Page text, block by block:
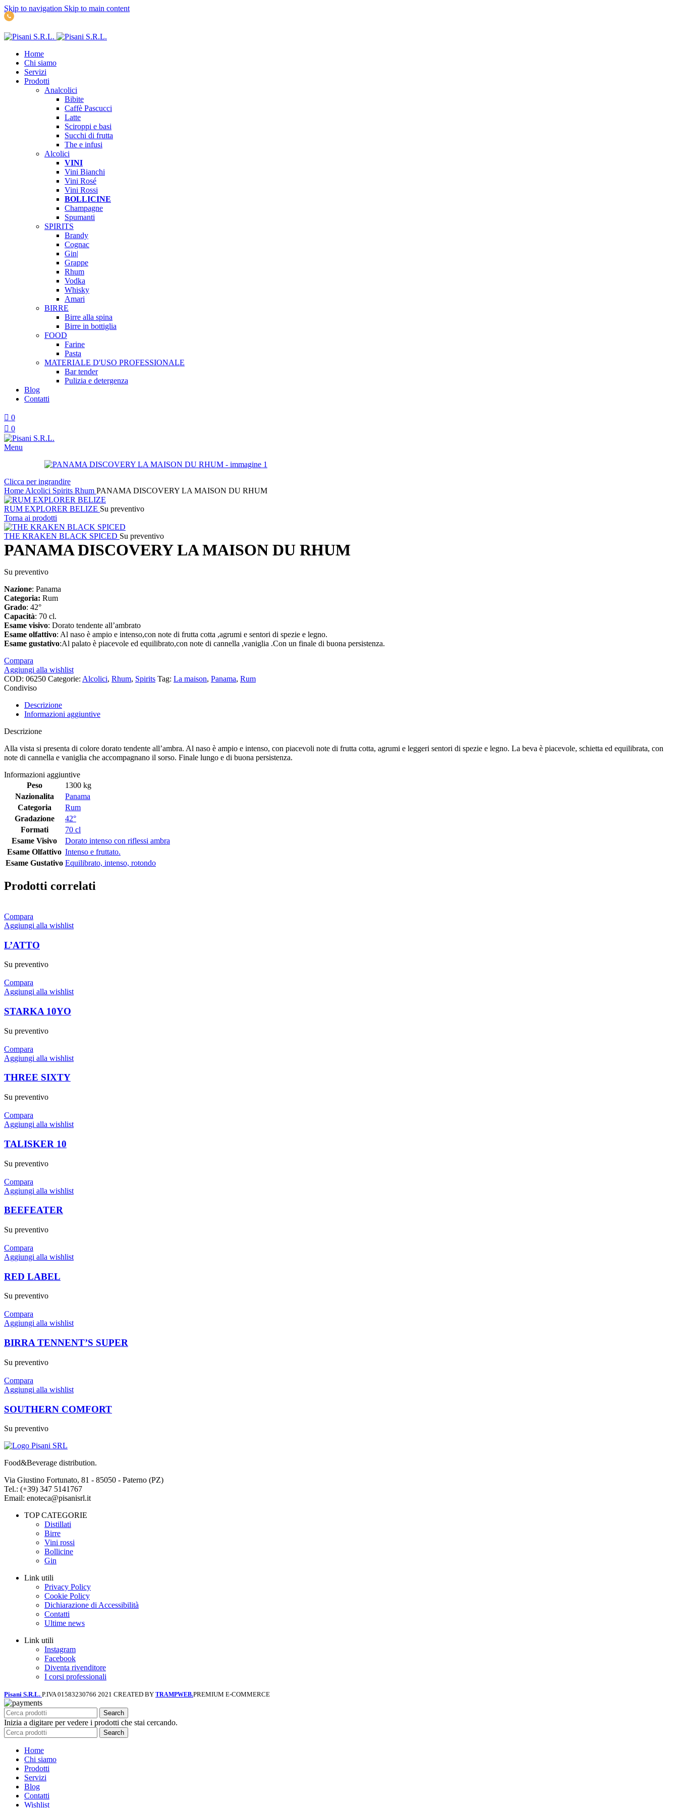
Skip to navigation Skip to main content
Home
Chi siamo
Servizi
Prodotti
Analcolici
Bibite
Caffè Pascucci
Latte
Sciroppi e basi
Succhi di frutta
The e infusi
Alcolici
VINI
Vini Bianchi
Vini Rosé
Vini Rossi
BOLLICINE
Champagne
Spumanti
SPIRITS
Brandy
Cognac
Gin|
Grappe
Rhum
Vodka
Whisky
Amari
BIRRE
Birre alla spina
Birre in bottiglia
FOOD
Farine
Pasta
MATERIALE D'USO PROFESSIONALE
Bar tender
Pulizia e detergenza
Blog
Contatti
0
0
Menu
Clicca per ingrandire
Home Alcolici Spirits Rhum PANAMA DISCOVERY LA MAISON DU RHUM
RUM EXPLORER BELIZE Su preventivo
Torna ai prodotti
THE KRAKEN BLACK SPICED Su preventivo
PANAMA DISCOVERY LA MAISON DU RHUM
Su preventivo
Nazione: Panama
Categoria: Rum
Grado: 42°
Capacità: 70 cl.
Esame visivo: Dorato tendente all’ambrato
Esame olfattivo: Al naso è ampio e intenso,con note di frutta cotta ,agrumi e sentori di spezie e legno.
Esame gustativo:Al palato è piacevole ed equilibrato,con note di cannella ,vaniglia .Con un finale di buona persistenza.
Compara
Aggiungi alla wishlist
COD: 06250 Categorie: Alcolici, Rhum, Spirits Tag: La maison, Panama, Rum
Condiviso
Descrizione
Informazioni aggiuntive
Descrizione
Alla vista si presenta di colore dorato tendente all’ambra. Al naso è ampio e intenso, con piacevoli note di frutta cotta, agrumi e leggeri sentori di spezie e legno. La beva è piacevole, schietta ed equilibrata, con
note di cannella e vaniglia che accompagnano il sorso. Finale lungo e di buona persistenza.
Informazioni aggiuntive
Peso
1300 kg
Nazionalita
Panama
Categoria
Rum
Gradazione
42°
Formati
70 cl
Esame Visivo
Dorato intenso con riflessi ambra
Esame Olfattivo Intenso e fruttato.
Esame Gustativo Equilibrato, intenso, rotondo
Prodotti correlati
Compara
Aggiungi alla wishlist
L’ATTO
Su preventivo
Compara
Aggiungi alla wishlist
STARKA 10YO
Su preventivo
Compara
Aggiungi alla wishlist
THREE SIXTY
Su preventivo
Compara
Aggiungi alla wishlist
TALISKER 10
Su preventivo
Compara
Aggiungi alla wishlist
BEEFEATER
Su preventivo
Compara
Aggiungi alla wishlist
RED LABEL
Su preventivo
Compara
Aggiungi alla wishlist
BIRRA TENNENT’S SUPER
Su preventivo
Compara
Aggiungi alla wishlist
SOUTHERN COMFORT
Su preventivo
Food&Beverage distribution.
Via Giustino Fortunato, 81 - 85050 - Paterno (PZ)
Tel.: (+39) 347 5141767
Email: enoteca@pisanisrl.it
TOP CATEGORIE
Distillati
Birre
Vini rossi
Bollicine
Gin
Link utili
Privacy Policy
Cookie Policy
Dichiarazione di Accessibilità
Contatti
Ultime news
Link utili
Instagram
Facebook
Diventa rivenditore
I corsi professionali
Pisani S.R.L. P.IVA 01583230766 2021 CREATED BY TRAMPWEB.PREMIUM E-COMMERCE
Search
Inizia a digitare per vedere i prodotti che stai cercando.
Search
Home
Chi siamo
Prodotti
Servizi
Blog
Contatti
Wishlist